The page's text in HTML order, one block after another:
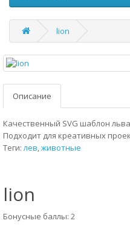
lion
Описание
Качественный SVG шаблон
Подходит для креативных
Теги:лев,животные
lion
Бонусные баллы: 2